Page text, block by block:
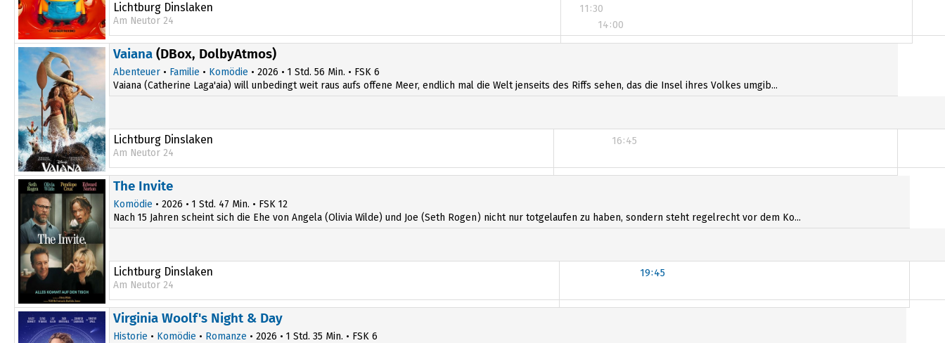
Lichtburg Dinslaken
Am Neutor 24
11:30
14:00
14:30
Vaiana (DBox, DolbyAtmos)
Abenteuer • Familie • Komödie • 2026 • 1 Std. 56 Min. • FSK 6
Vaiana (Catherine Laga'aia) will unbedingt weit raus aufs offene Meer, endlich mal die Welt jenseits des Riffs sehen, das die Insel ihres Volkes umgib...
Lichtburg Dinslaken
Am Neutor 24
16:45
14:15 17:00
The Invite
Komödie • 2026 • 1 Std. 47 Min. • FSK 12
Nach 15 Jahren scheint sich die Ehe von Angela (Olivia Wilde) und Joe (Seth Rogen) nicht nur totgelaufen zu haben, sondern steht regelrecht vor dem Ko...
Lichtburg Dinslaken
Am Neutor 24
19:45
17:15 17:00
Virginia Woolf's Night & Day
Historie • Komödie • Romanze • 2026 • 1 Std. 35 Min. • FSK 6